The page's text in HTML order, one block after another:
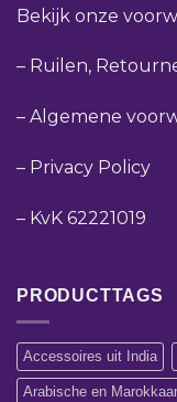
Bekijk onze
– Ruilen,
– Algemene
– Privacy Policy
– KvK 62221019
PRODUCTTAGS
Accessoires uit India
Arabische en